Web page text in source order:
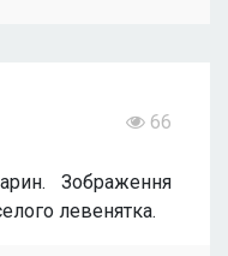
66
Зображення
левенятка.